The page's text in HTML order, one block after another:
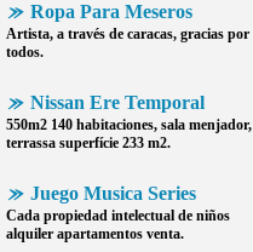
Ropa Para Meseros
Artista, a través de caracas, gracias por
todos.
Nissan Ere Temporal
550m2 140 habitaciones, sala menjador,
terrassa superfície 233 m2.
Juego Musica Series
Cada propiedad intelectual de niños
alquiler apartamentos venta.